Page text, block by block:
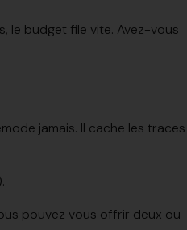
le budget file vite. Avez-vous
jamais. Il cache les traces
pouvez vous offrir deux ou